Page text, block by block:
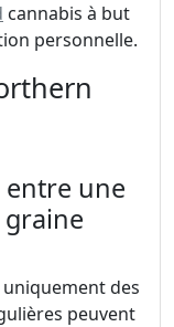
cannabis à but
personnelle.
entre une
des
peuvent